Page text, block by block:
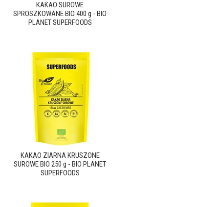
KAKAO SUROWE
SPROSZKOWANE BIO 400 g - BIO
PLANET SUPERFOODS
KAKAO ZIARNA KRUSZONE
SUROWE BIO 250 g - BIO PLANET
SUPERFOODS